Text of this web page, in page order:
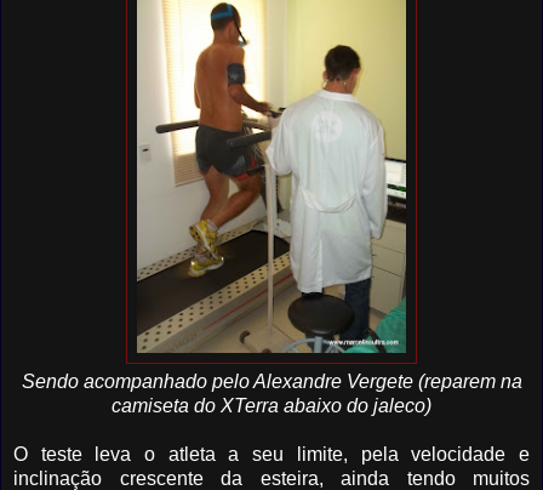
Sendo acompanhado pelo Alexandre Vergete (reparem na
camiseta do XTerra abaixo do jaleco)
O teste leva o atleta a seu limite, pela velocidade e
inclinação crescente da esteira, ainda tendo muitos